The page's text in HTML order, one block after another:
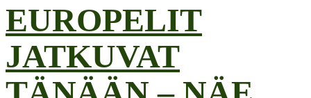
EUROPELIT
JATKUVAT